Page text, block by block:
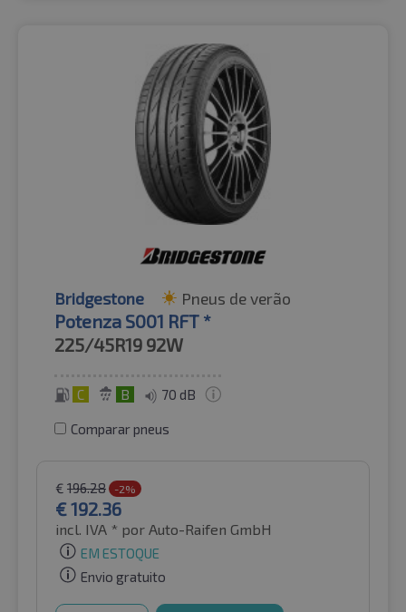
Bridgestone Pneus de verão
Potenza S001 RFT *
225/45R19 92W
C B 70 dB
Comparar pneus
€ 196.28 -2%
€192.36
incl. IVA * por Auto-Raifen GmbH
EM ESTOQUE
Envio gratuito